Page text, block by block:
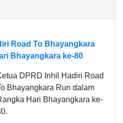
Road To Bhayangkara
Bhayangkara ke-80
DPRD Inhil Hadiri Road
Bhayangkara Run dalam
Hari Bhayangkara ke-